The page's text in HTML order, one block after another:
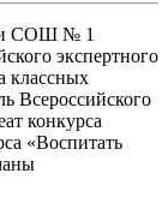
СОШ № 1
экспертного
классных
Всероссийского
конкурса
«Воспитать